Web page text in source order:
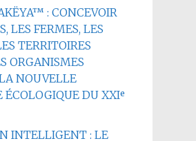
: CONCEVOIR
LES FERMES, LES
TERRITOIRES
ORGANISMES
NOUVELLE
ÉCOLOGIQUE DU XXIᵉ
INTELLIGENT : LE